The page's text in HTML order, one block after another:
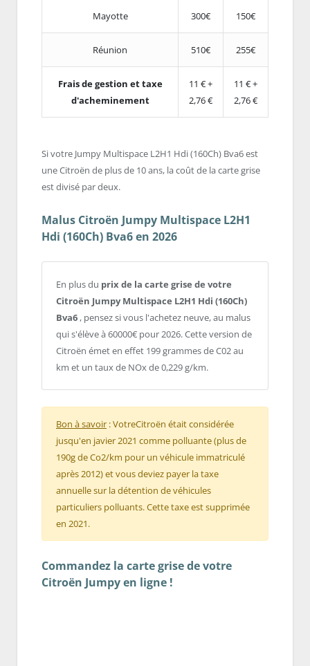
Mayotte 300€ 150€
Réunion 510€ 255€
Frais de gestion et taxe
d'acheminement
11 € +
2,76 €
11 € +
2,76 €
Si votre Jumpy Multispace L2H1 Hdi (160Ch) Bva6 est
une Citroën de plus de 10 ans, la coût de la carte grise
est divisé par deux.
Malus Citroën Jumpy Multispace L2H1
Hdi (160Ch) Bva6 en 2026
En plus du prix de la carte grise de votre
Citroën Jumpy Multispace L2H1 Hdi (160Ch)
Bva6 , pensez si vous l'achetez neuve, au malus
qui s'élève à 60000€ pour 2026. Cette version de
Citroën émet en effet 199 grammes de C02 au
km et un taux de NOx de 0,229 g/km.
Bon à savoir : VotreCitroën était considérée
jusqu'en javier 2021 comme polluante (plus de
190g de Co2/km pour un véhicule immatriculé
après 2012) et vous deviez payer la taxe
annuelle sur la détention de véhicules
particuliers polluants. Cette taxe est supprimée
en 2021.
Commandez la carte grise de votre
Citroën Jumpy en ligne !